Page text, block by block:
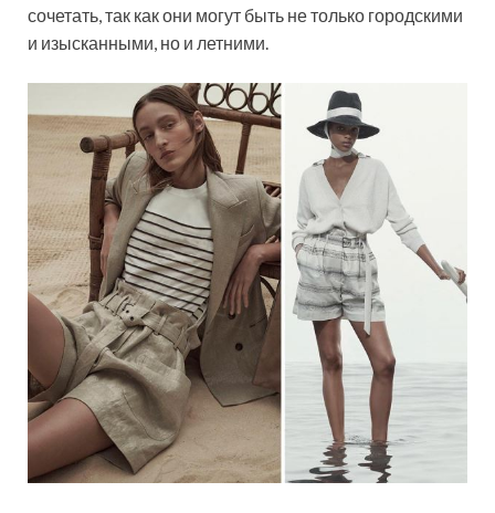
сочетать, так как они могут быть не только городскими
и изысканными, но и летними.